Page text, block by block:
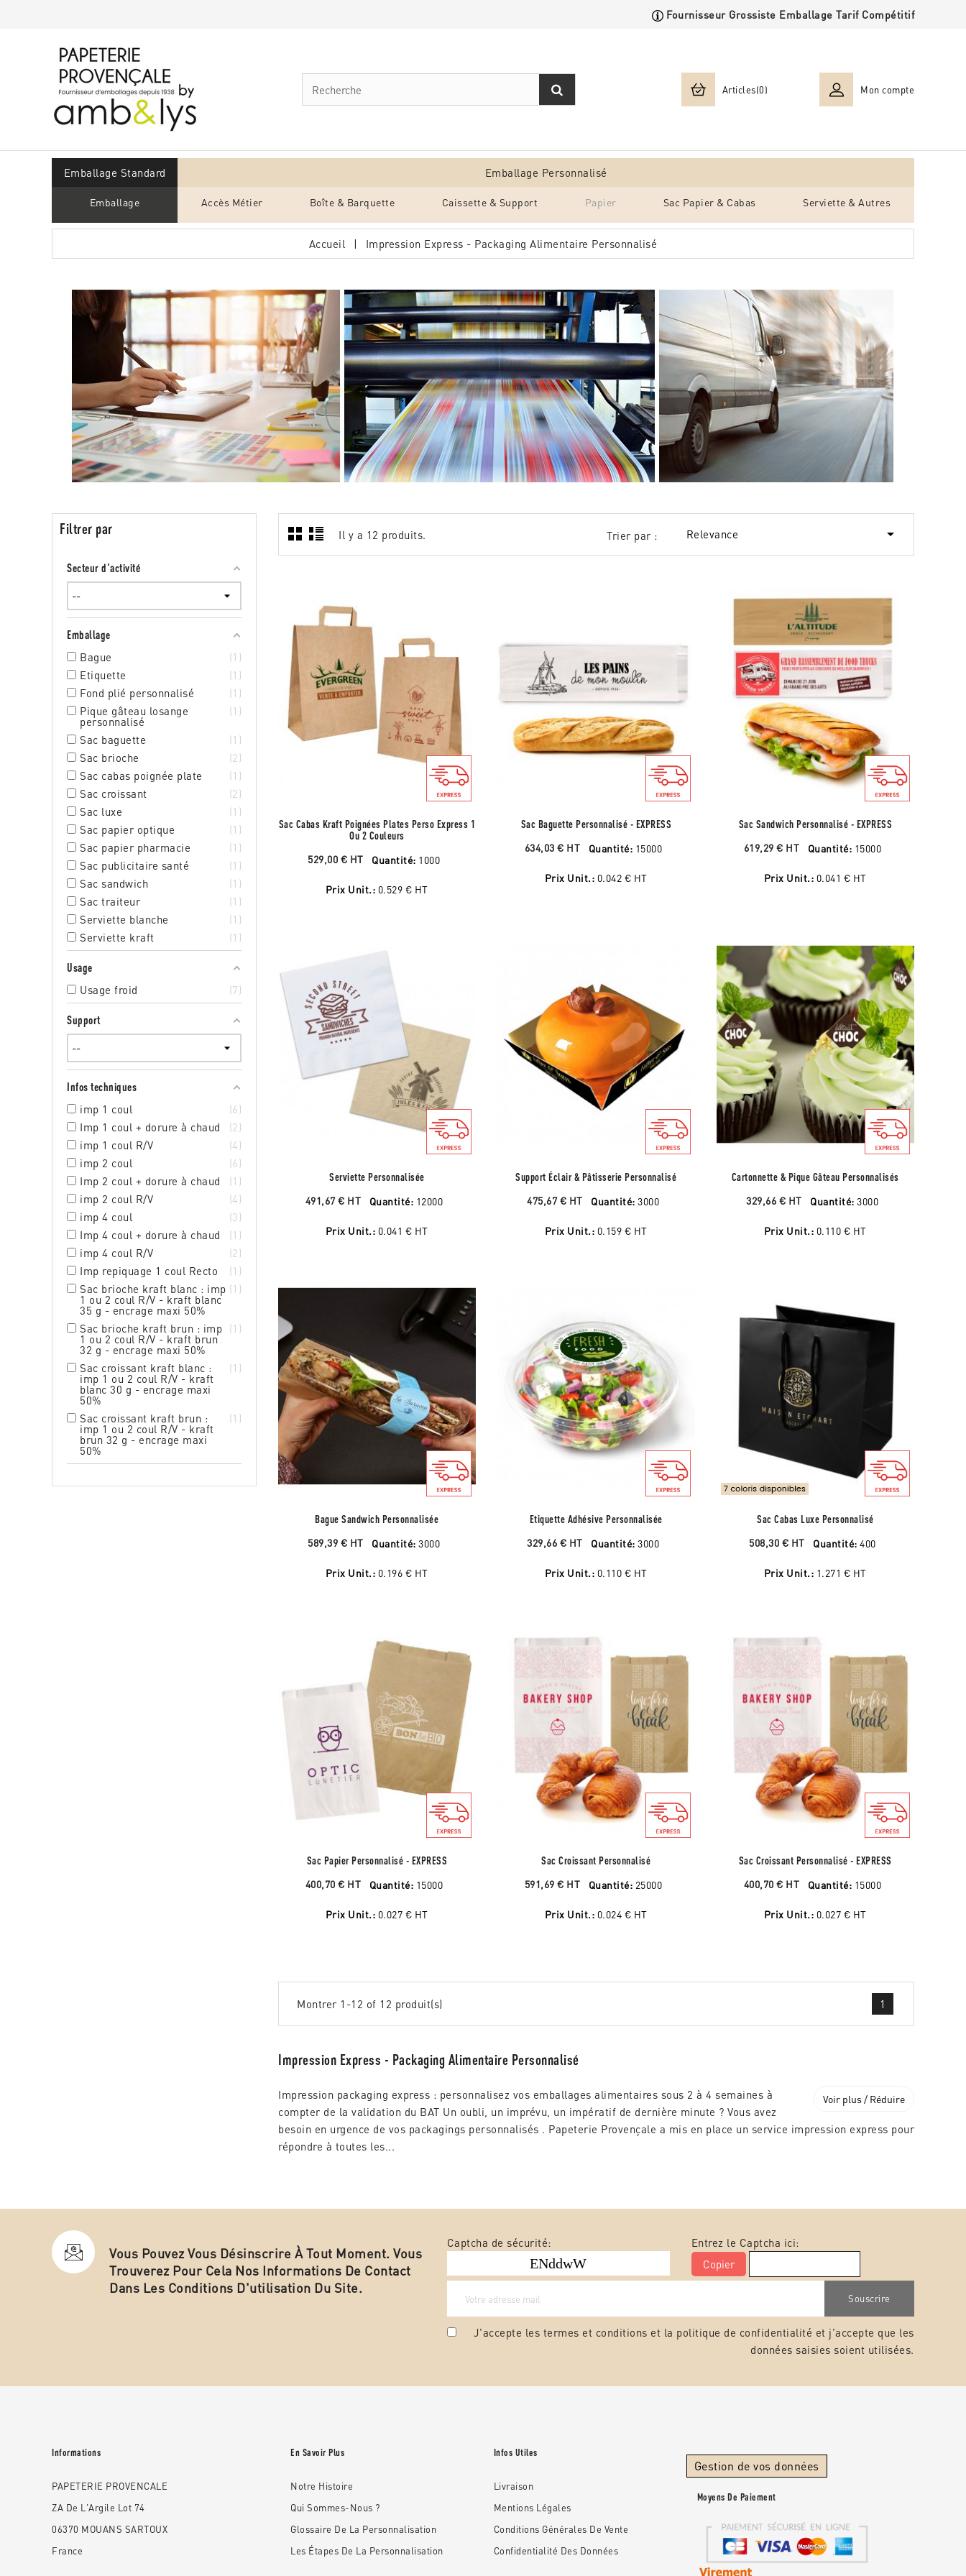
Fournisseur Grossiste Emballage Tarif Compétitif
Articles(0) Mon compte
Emballage Standard Emballage Personnalisé
Emballage Accès Métier Boîte & Barquette Caissette & Support Papier Sac Papier & Cabas Serviette & Autres
Accueil Impression Express - Packaging Alimentaire Personnalisé
Filtrer par
Secteur d'activité
Emballage
Bague
1
Etiquette
1
Fond plié personnalisé
1
Pique gâteau losange
personnalisé
1
Sac baguette
1
Sac brioche
2
Sac cabas poignée plate
1
Sac croissant
2
Sac luxe
1
Sac papier optique
1
Sac papier pharmacie
1
Sac publicitaire santé
1
Sac sandwich
1
Sac traiteur
1
Serviette blanche
1
Serviette kraft
1
Usage
Usage froid 7
Support
Infos techniques
imp 1 coul
6
Imp 1 coul + dorure à chaud
2
imp 1 coul R/V
4
imp 2 coul
6
Imp 2 coul + dorure à chaud
1
imp 2 coul R/V
4
imp 4 coul
3
Imp 4 coul + dorure à chaud
1
imp 4 coul R/V
2
Imp repiquage 1 coul Recto
1
Sac brioche kraft blanc : imp
1 ou 2 coul R/V - kraft blanc
35 g - encrage maxi 50%
1
Sac brioche kraft brun : imp
1 ou 2 coul R/V - kraft brun
32 g - encrage maxi 50%
1
Sac croissant kraft blanc :
imp 1 ou 2 coul R/V - kraft
blanc 30 g - encrage maxi
50%
1
Sac croissant kraft brun :
imp 1 ou 2 coul R/V - kraft
brun 32 g - encrage maxi
50%
1
Il y a 12 produits. Trier par : Relevance 
Sac Cabas Kraft Poignées Plates Perso Express 1
Ou 2 Couleurs
529,00 € HT Quantité: 1000
Prix Unit.: 0.529 € HT
Sac Baguette Personnalisé - EXPRESS
634,03 € HT Quantité: 15000
Prix Unit.: 0.042 € HT
Sac Sandwich Personnalisé - EXPRESS
619,29 € HT Quantité: 15000
Prix Unit.: 0.041 € HT
Serviette Personnalisée
491,67 € HT Quantité: 12000
Prix Unit.: 0.041 € HT
Support Éclair & Pâtisserie Personnalisé
475,67 € HT Quantité: 3000
Prix Unit.: 0.159 € HT
Cartonnette & Pique Gâteau Personnalisés
329,66 € HT Quantité: 3000
Prix Unit.: 0.110 € HT
Bague Sandwich Personnalisée
589,39 € HT Quantité: 3000
Prix Unit.: 0.196 € HT
Etiquette Adhésive Personnalisée
329,66 € HT Quantité: 3000
Prix Unit.: 0.110 € HT
Sac Cabas Luxe Personnalisé
508,30 € HT Quantité: 400
Prix Unit.: 1.271 € HT
Sac Papier Personnalisé - EXPRESS
400,70 € HT Quantité: 15000
Prix Unit.: 0.027 € HT
Sac Croissant Personnalisé
591,69 € HT Quantité: 25000
Prix Unit.: 0.024 € HT
Sac Croissant Personnalisé - EXPRESS
400,70 € HT Quantité: 15000
Prix Unit.: 0.027 € HT
Montrer 1-12 of 12 produit(s) 1
Impression Express - Packaging Alimentaire Personnalisé
Voir plus / Réduire
Impression packaging express : personnalisez vos emballages alimentaires sous 2 à 4 semaines à
compter de la validation du BAT Un oubli, un imprévu, un impératif de dernière minute ? Vous avez
besoin en urgence de vos packagings personnalisés . Papeterie Provençale a mis en place un service impression express pour
répondre à toutes les...
Vous Pouvez Vous Désinscrire À Tout Moment. Vous
Trouverez Pour Cela Nos Informations De Contact
Dans Les Conditions D'utilisation Du Site.
Captcha de sécurité:
Entrez le Captcha ici:
Copier
J'accepte les termes et conditions et la politique de confidentialité et j'accepte que les
données saisies soient utilisées.
Informations
PAPETERIE PROVENCALE
ZA De L'Argile Lot 74
06370 MOUANS SARTOUX
France
En Savoir Plus
Notre Histoire
Qui Sommes-Nous ?
Glossaire De La Personnalisation
Les Étapes De La Personnalisation
Infos Utiles
Livraison
Mentions Légales
Conditions Générales De Vente
Confidentialité Des Données
Gestion de vos données
Moyens De Paiement